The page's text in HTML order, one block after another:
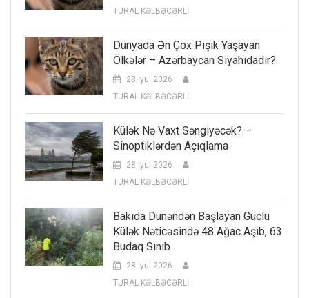
TURAL KƏLBƏCƏRLİ
Dünyada Ən Çox Pişik Yaşayan
Ölkələr – Azərbaycan Siyahıdadır?
28 İyul 2026
TURAL KƏLBƏCƏRLİ
Külək Nə Vaxt Səngiyəcək? –
Sinoptiklərdən Açıqlama
28 İyul 2026
TURAL KƏLBƏCƏRLİ
Bakıda Dünəndən Başlayan Güclü
Külək Nəticəsində 48 Ağac Aşıb, 63
Budaq Sınıb
28 İyul 2026
TURAL KƏLBƏCƏRLİ